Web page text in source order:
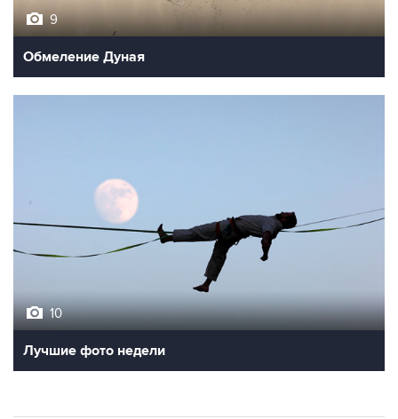
9
Обмеление Дуная
10
Лучшие фото недели